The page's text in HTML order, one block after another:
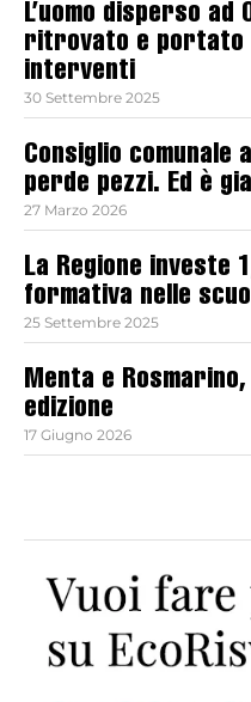
L’uomo disperso
ritrovato e portato
interventi
30 Settembre 2025
Consiglio comunale
perde pezzi. Ed è
27 Marzo 2026
La Regione investe
formativa nelle
25 Settembre 2025
Menta e
edizione
17 Giugno 2026